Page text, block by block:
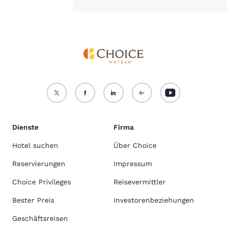
Dienste
Hotel suchen
Reservierungen
Choice Privileges
Bester Preis
Geschäftsreisen
Firma
Über Choice
Impressum
Reisevermittler
Investorenbeziehungen